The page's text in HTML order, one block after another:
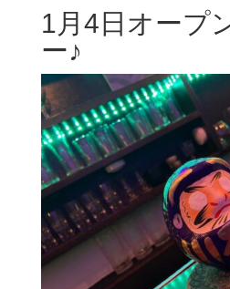
1月4日オープ
ー♪